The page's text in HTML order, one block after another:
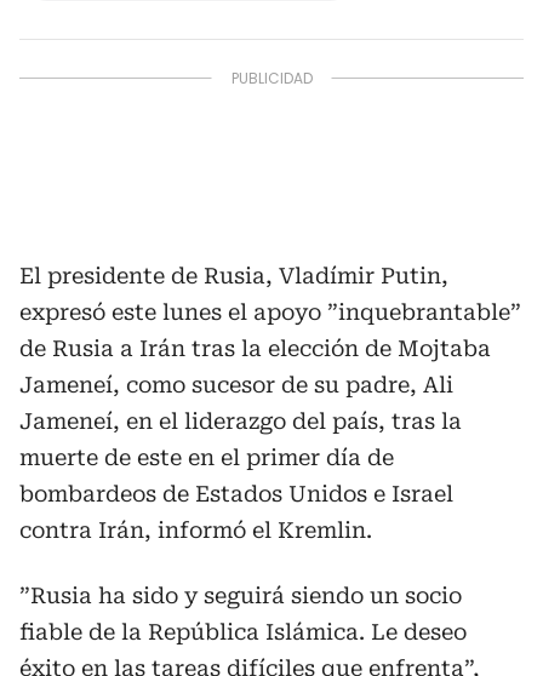
El presidente de Rusia, Vladímir Putin,
expresó este lunes el apoyo ”inquebrantable”
de Rusia a Irán tras la elección de Mojtaba
Jameneí, como sucesor de su padre, Ali
Jameneí, en el liderazgo del país, tras la
muerte de este en el primer día de
bombardeos de Estados Unidos e Israel
contra Irán, informó el Kremlin.
”Rusia ha sido y seguirá siendo un socio
fiable de la República Islámica. Le deseo
éxito en las tareas difíciles que enfrenta”,